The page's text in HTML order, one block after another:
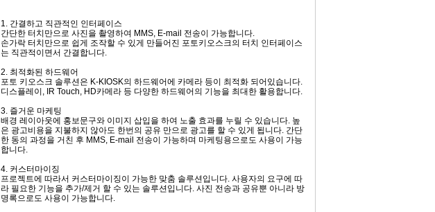
1. 간결하고 직관적인 인터페이스
간단한 터치만으로 사진을 촬영하여 MMS, E-mail 전송이 가능합니다.
손가락 터치만으로 쉽게 조작할 수 있게 만들어진 포토키오스크의 터치 인터페이스
는 직관적이면서 간결합니다.
2. 최적화된 하드웨어
포토 키오스크 솔루션은 K-KIOSK의 하드웨어에 카메라 등이 최적화 되어있습니다.
디스플레이, IR Touch, HD카메라 등 다양한 하드웨어의 기능을 최대한 활용합니다.
3. 즐거운 마케팅
배경 레이아웃에 홍보문구와 이미지 삽입을 하여 노출 효과를 누릴 수 있습니다. 높
은 광고비용을 지불하지 않아도 한번의 공유 만으로 광고를 할 수 있게 됩니다. 간단
한 동의 과정을 거친 후 MMS, E-mail 전송이 가능하며 마케팅용으로도 사용이 가능
합니다.
4. 커스터마이징
프로젝트에 따라서 커스터마이징이 가능한 맞춤 솔루션입니다. 사용자의 요구에 따
라 필요한 기능을 추가/제거 할 수 있는 솔루션입니다. 사진 전송과 공유뿐 아니라 방
명록으로도 사용이 가능합니다.